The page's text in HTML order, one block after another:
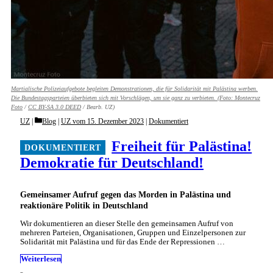
Martialische Polizeiaufgebote begleiten Demonstrationen, die für Solidarität mit Palästina werben.
Die Bundestagsparteien überbieten sich mit Vorschlägen, um sie ganz zu verbieten. (Foto: Montecruz
Foto/CC BY-SA 3.0 DEED/ Bearb. UZ)
Gemeinsamer Aufruf gegen das Morden in Palästina und
reaktionäre Politik in Deutschland
Freiheit für Palästina!
Demokratie für Deutschland!
UZ Categories
Blog UZ vom 15. Dezember 2023 Dokumentiert
Wir dokumentieren an dieser Stelle den gemeinsamen Aufruf von
mehreren Parteien, Organisationen, Gruppen und Einzelpersonen zur
Solidarität mit Palästina und für das Ende der Repressionen …
Weiterlesen